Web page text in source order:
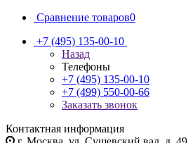
Сравнение товаров0
+7 (495) 135-00-10
Назад
Телефоны
+7 (495) 135-00-10
+7 (499) 550-00-66
Заказать звонок
Контактная информация